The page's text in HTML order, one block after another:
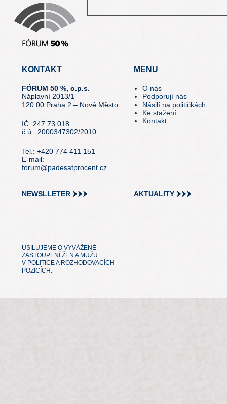
KONTAKT
FÓRUM 50 %, o.p.s.
Náplavní 2013/1
120 00 Praha 2 – Nové Město
IČ: 247 73 018
č.ú.: 2000347302/2010
Tel.: +420 774 411 151
E-mail:
forum@padesatprocent.cz
MENU
O nás
Podporují nás
Násilí na političkách
Ke stažení
Kontakt
NEWSLLETER AKTUALITY
USILUJEME O VYVÁŽENÉ
ZASTOUPENÍ ŽEN A MUŽU
V POLITICE A ROZHODOVACÍCH
POZICÍCH.